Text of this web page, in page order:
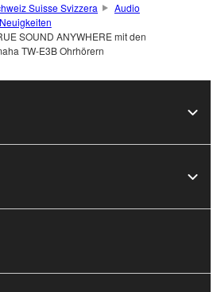
Suisse Svizzera
Audio
Neuigkeiten
SOUND ANYWHERE mit den
TW-E3B Ohrhörern